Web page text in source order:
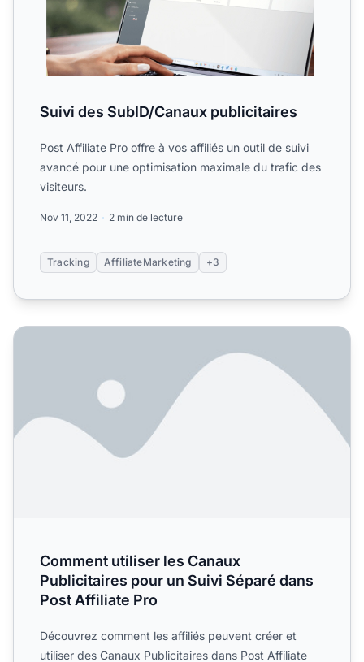
Suivi des SubID/Canaux publicitaires
Post Affiliate Pro offre à vos affiliés un outil de suivi
avancé pour une optimisation maximale du trafic des
visiteurs.
Nov 11, 2022 2 min de lecture
Tracking AffiliateMarketing +3
Comment utiliser les Canaux Publicitaires pour un Suivi
Comment utiliser les Canaux
Publicitaires pour un Suivi Séparé dans
Post Affiliate Pro
Découvrez comment les affiliés peuvent créer et
utiliser des Canaux Publicitaires dans Post Affiliate